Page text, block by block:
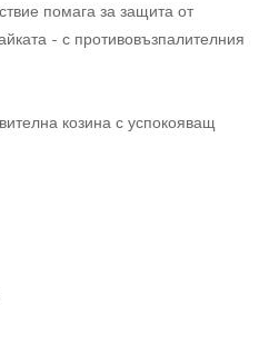
помага за защита от
- с противовъзпалителния
козина с успокояващ